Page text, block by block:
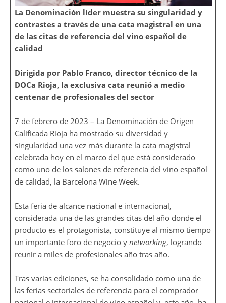
La Denominación líder muestra su singularidad y
contrastes a través de una cata magistral en una
de las citas de referencia del vino español de
calidad
Dirigida por Pablo Franco, director técnico de la
DOCa Rioja, la exclusiva cata reunió a medio
centenar de profesionales del sector
7 de febrero de 2023 – La Denominación de Origen
Calificada Rioja ha mostrado su diversidad y
singularidad una vez más durante la cata magistral
celebrada hoy en el marco del que está considerado
como uno de los salones de referencia del vino español
de calidad, la Barcelona Wine Week.
Esta feria de alcance nacional e internacional,
considerada una de las grandes citas del año donde el
producto es el protagonista, constituye al mismo tiempo
un importante foro de negocio y networking, logrando
reunir a miles de profesionales año tras año.
Tras varias ediciones, se ha consolidado como una de
las ferias sectoriales de referencia para el comprador